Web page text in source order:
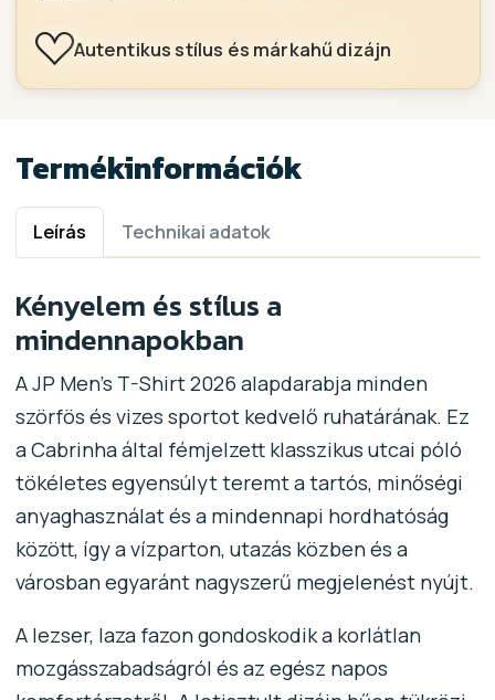
Autentikus stílus és márkahű dizájn
Termékinformációk
Leírás Technikai adatok
Kényelem és stílus a
mindennapokban
A JP Men's T-Shirt 2026 alapdarabja minden
szörfös és vizes sportot kedvelő ruhatárának. Ez
a Cabrinha által fémjelzett klasszikus utcai póló
tökéletes egyensúlyt teremt a tartós, minőségi
anyaghasználat és a mindennapi hordhatóság
között, így a vízparton, utazás közben és a
városban egyaránt nagyszerű megjelenést nyújt.
A lezser, laza fazon gondoskodik a korlátlan
mozgásszabadságról és az egész napos